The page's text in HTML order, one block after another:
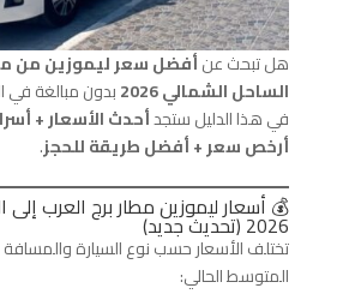
هل تبحث عنأفضل سعر ليموزين من
الساحل الشمالي 2026
بدون مبالغة في
في هذا الدليل ستجدأحدث الأسعار +
أرخص سعر + أفضل طريقة للحجز.
💰 أسعار ليموزين مطار برج العرب
2026 (تحديث جديد)
تختلف الأسعار حسب نوع السيارة
المتوسط الحالي: